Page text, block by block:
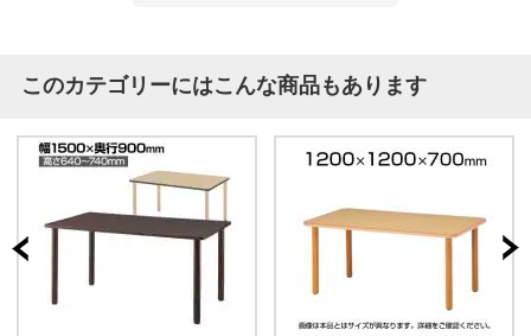
このカテゴリーにはこんな商品もあります